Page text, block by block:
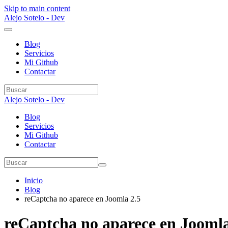
Skip to main content
Alejo Sotelo - Dev
Blog
Servicios
Mi Github
Contactar
Alejo Sotelo - Dev
Blog
Servicios
Mi Github
Contactar
Inicio
Blog
reCaptcha no aparece en Joomla 2.5
reCaptcha no aparece en